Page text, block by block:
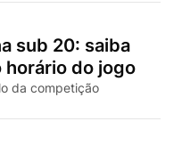
sub 20: saiba
horário do jogo
da competição